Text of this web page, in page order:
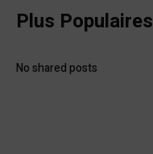
Plus Populaires
No shared posts